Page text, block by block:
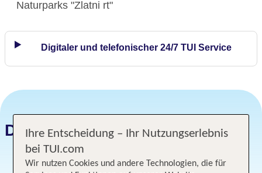
Naturparks "Zlatni rt"
Digitaler und telefonischer 24/7 TUI Service
Datum und Preise
Ihre Entscheidung – Ihr Nutzungserlebnis
bei TUI.com
Wir nutzen Cookies und andere Technologien, die für